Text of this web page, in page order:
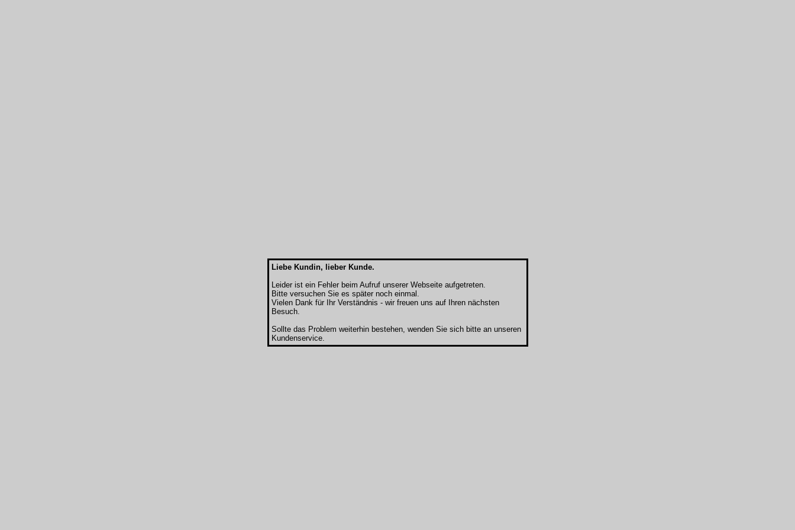
Liebe Kundin, lieber Kunde.
Leider ist ein Fehler beim Aufruf unserer Webseite aufgetreten.
Bitte versuchen Sie es später noch einmal.
Vielen Dank für Ihr Verständnis - wir freuen uns auf Ihren nächsten
Besuch.
Sollte das Problem weiterhin bestehen, wenden Sie sich bitte an unseren
Kundenservice.